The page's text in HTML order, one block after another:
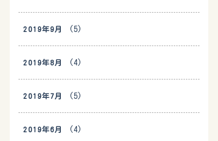
2019年9月 (5)
2019年8月 (4)
2019年7月 (5)
2019年6月 (4)